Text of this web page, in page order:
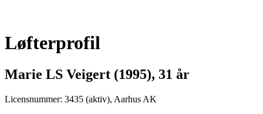
Løfterprofil
Marie LS Veigert (1995), 31 år
Licensnummer: 3435 (aktiv), Aarhus AK